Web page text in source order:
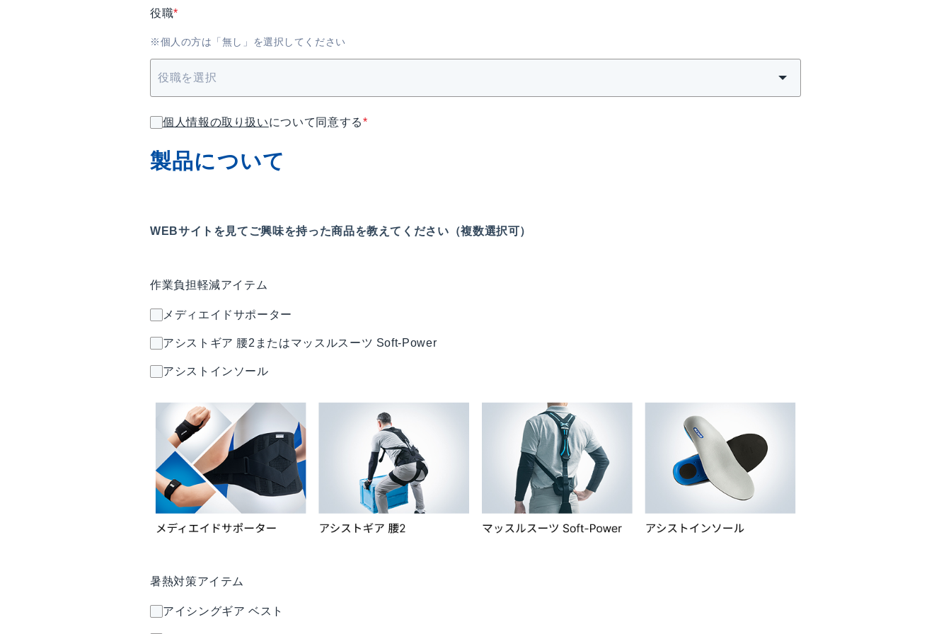
役職*
※個人の方は「無し」を選択してください
個人情報の取り扱いについて同意する*
製品について
WEBサイトを見てご興味を持った商品を教えてください（複数選択可）
作業負担軽減アイテム
メディエイドサポーター
アシストギア 腰2またはマッスルスーツ Soft-Power
アシストインソール
暑熱対策アイテム
アイシングギア ベスト